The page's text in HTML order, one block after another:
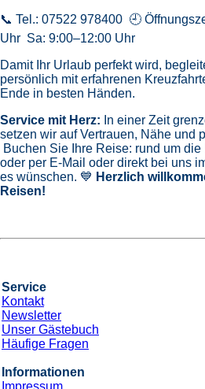
📞 Tel.: 07522 978400 🕘
Uhr Sa: 9:00–12:00 Uhr
Damit Ihr Urlaub perfekt wird,
persönlich mit erfahrenen
Ende in besten Händen.
Service mit Herz: In einer Zeit
setzen wir auf Vertrauen, Nähe und
Buchen Sie Ihre Reise: rund um
oder per E-Mail oder direkt bei uns
es wünschen. 💙 Herzlich
Reisen!
Service
Kontakt
Newsletter
Unser Gästebuch
Häufige Fragen
Informationen
Impressum